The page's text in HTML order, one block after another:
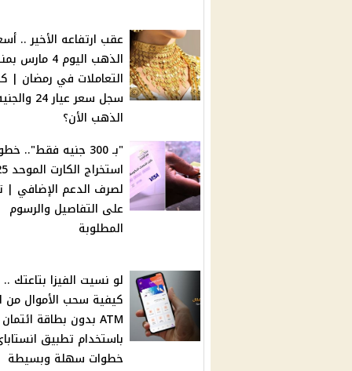
عقب ارتفاعه الأخير ..
الذهب اليوم 4
التعاملات في رمضان |
سجل سعر عيار 24
الذهب الأن؟
"بـ 300 جنيه فقط"..
لصرف الدعم الإضافي |
على التفاصيل والرسوم
المطلوبة
لو نسيت الفيزا بتاعتك ..
كيفية سحب الأموال من
ATM بدون بطاقة ائتمان
باستخدام تطبيق
خطوات سهلة وبسيطة